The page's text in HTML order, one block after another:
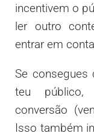
incentivem o
ler outro
entrar em
Se
teu público,
conversão
Isso também